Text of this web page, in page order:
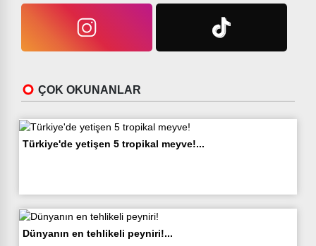
ÇOK OKUNANLAR
Türkiye'de yetişen 5 tropikal meyve!...
Dünyanın en tehlikeli peyniri!...